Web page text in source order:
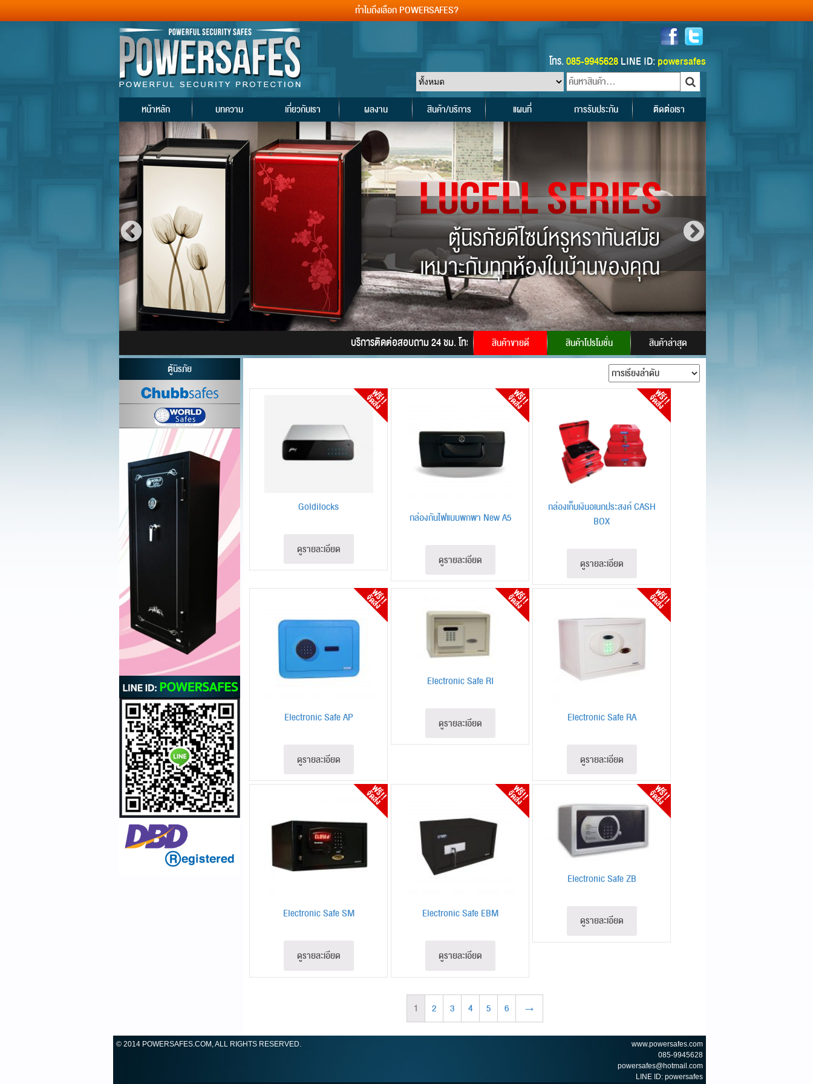
ทำไมถึงเลือก POWERSAFES?
โทร.085-9945628LINE ID: powersafes
หน้าหลัก บทความ เกี่ยวกับเรา ผลงาน สินค้า/บริการ แผนที่ การรับประกัน ติดต่อเรา
บริการติดต่อสอบถาม 24 ชม. โทร.085-9945628LINE ID: powersafes
สินค้าขายดี สินค้าโปรโมชั่น
สินค้าล่าสุด
ตู้นิรภัย
Goldilocks
ดูรายละเอียด
กล่องกันไฟแบบพกพา New A5
ดูรายละเอียด
กล่องเก็บเงินอเนกประสงค์ CASH
BOX
ดูรายละเอียด
Electronic Safe AP
ดูรายละเอียด
Electronic Safe RI
ดูรายละเอียด Electronic Safe RA
ดูรายละเอียด
Electronic Safe SM
ดูรายละเอียด
Electronic Safe EBM
ดูรายละเอียด
Electronic Safe ZB
ดูรายละเอียด
1 2 3 4 5 6 →
© 2014 POWERSAFES.COM, ALL RIGHTS RESERVED.
www.powersafes.com
085-9945628
powersafes@hotmail.com
LINE ID: powersafes